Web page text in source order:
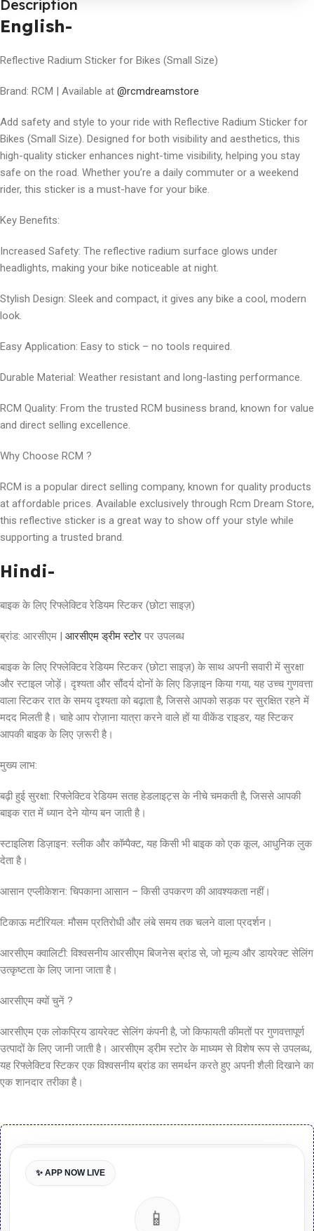
Description
English-
Reflective Radium Sticker for Bikes (Small Size)
Brand: RCM | Available at @rcmdreamstore
Add safety and style to your ride with Reflective Radium Sticker for
Bikes (Small Size). Designed for both visibility and aesthetics, this
high-quality sticker enhances night-time visibility, helping you stay
safe on the road. Whether you’re a daily commuter or a weekend
rider, this sticker is a must-have for your bike.
Key Benefits:
Increased Safety: The reflective radium surface glows under
headlights, making your bike noticeable at night.
Stylish Design: Sleek and compact, it gives any bike a cool, modern
look.
Easy Application: Easy to stick – no tools required.
Durable Material: Weather resistant and long-lasting performance.
RCM Quality: From the trusted RCM business brand, known for value
and direct selling excellence.
Why Choose RCM ?
RCM is a popular direct selling company, known for quality products
at affordable prices. Available exclusively through Rcm Dream Store,
this reflective sticker is a great way to show off your style while
supporting a trusted brand.
Hindi-
बाइक के लिए रिफ्लेक्टिव रेडियम स्टिकर (छोटा साइज़)
ब्रांड: आरसीएम | आरसीएम ड्रीम स्टोर पर उपलब्ध
बाइक के लिए रिफ्लेक्टिव रेडियम स्टिकर (छोटा साइज़) के साथ अपनी सवारी में सुरक्षा
और स्टाइल जोड़ें। दृश्यता और सौंदर्य दोनों के लिए डिज़ाइन किया गया, यह उच्च गुणवत्ता
वाला स्टिकर रात के समय दृश्यता को बढ़ाता है, जिससे आपको सड़क पर सुरक्षित रहने में
मदद मिलती है। चाहे आप रोज़ाना यात्रा करने वाले हों या वीकेंड राइडर, यह स्टिकर
आपकी बाइक के लिए ज़रूरी है।
मुख्य लाभ:
बढ़ी हुई सुरक्षा: रिफ्लेक्टिव रेडियम सतह हेडलाइट्स के नीचे चमकती है, जिससे आपकी
बाइक रात में ध्यान देने योग्य बन जाती है।
स्टाइलिश डिज़ाइन: स्लीक और कॉम्पैक्ट, यह किसी भी बाइक को एक कूल, आधुनिक लुक
देता है।
आसान एप्लीकेशन: चिपकाना आसान – किसी उपकरण की आवश्यकता नहीं।
टिकाऊ मटीरियल: मौसम प्रतिरोधी और लंबे समय तक चलने वाला प्रदर्शन।
आरसीएम क्वालिटी: विश्वसनीय आरसीएम बिजनेस ब्रांड से, जो मूल्य और डायरेक्ट सेलिंग
उत्कृष्टता के लिए जाना जाता है।
आरसीएम क्यों चुनें ?
आरसीएम एक लोकप्रिय डायरेक्ट सेलिंग कंपनी है, जो किफायती कीमतों पर गुणवत्तापूर्ण
उत्पादों के लिए जानी जाती है। आरसीएम ड्रीम स्टोर के माध्यम से विशेष रूप से उपलब्ध,
यह रिफ्लेक्टिव स्टिकर एक विश्वसनीय ब्रांड का समर्थन करते हुए अपनी शैली दिखाने का
एक शानदार तरीका है।
✨ APP NOW LIVE
📱